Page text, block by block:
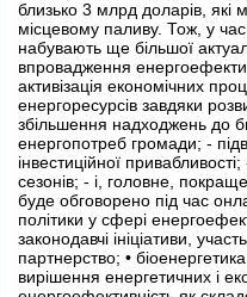
близько 3 млрд доларів,
місцевому паливу. Тож, у
набувають ще більшої
впровадження
активізація економічних
енергоресурсів завдяки
збільшення надходжень до
енергопотреб громади; -
інвестиційної
сезонів; - і, головне,
буде обговорено під час
політики у сфері
законодавчі ініціативи,
партнерство; •
вирішення енергетичних і